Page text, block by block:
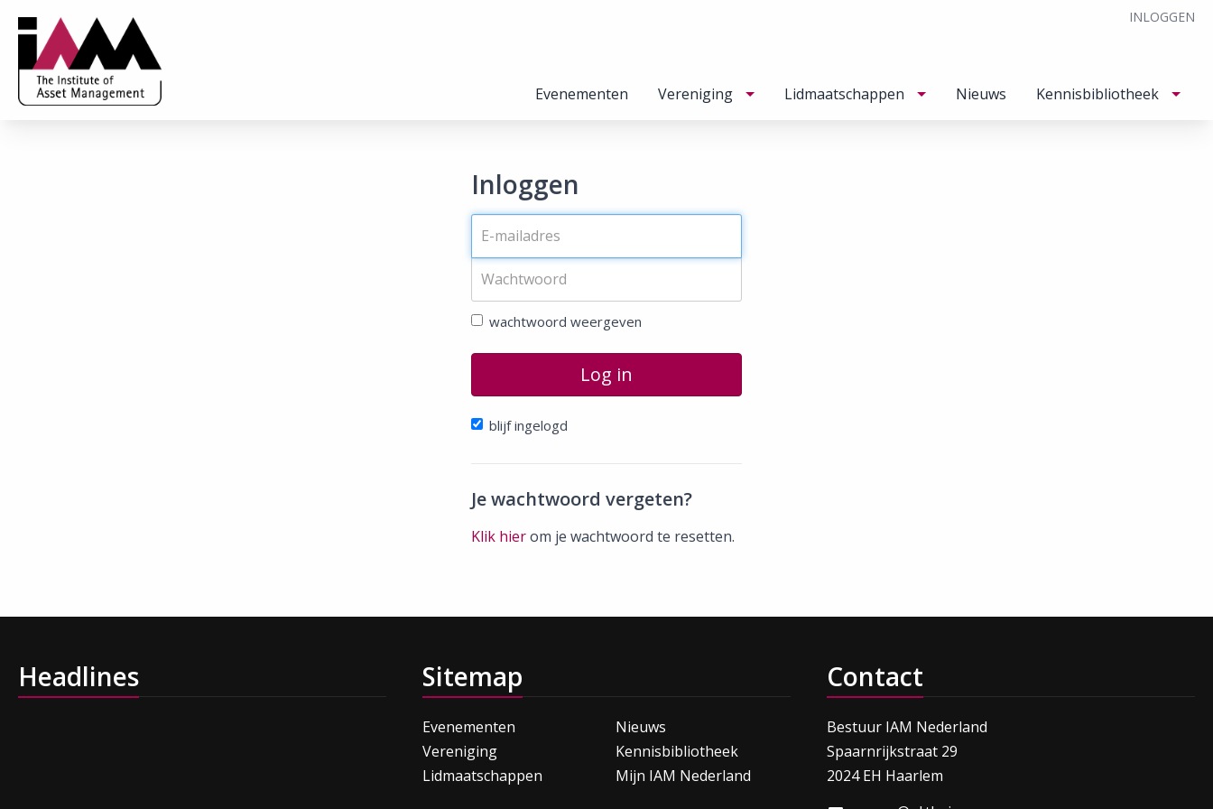
INLOGGEN
Evenementen Vereniging Lidmaatschappen Nieuws Kennisbibliotheek
Inloggen
wachtwoord weergeven
Log in
blijf ingelogd
Je wachtwoord vergeten?
Klik hierom je wachtwoord te resetten.
Headlines Sitemap
Evenementen
Vereniging
Lidmaatschappen
Nieuws
Kennisbibliotheek
Mijn IAM Nederland
Contact
Bestuur IAM Nederland
Spaarnrijkstraat 29
2024 EH Haarlem